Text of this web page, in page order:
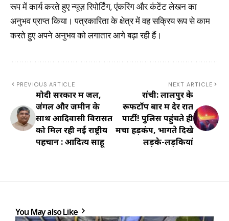
रूप में कार्य करते हुए न्यूज़ रिपोर्टिंग, एंकरिंग और कंटेंट लेखन का
अनुभव प्राप्त किया। पत्रकारिता के क्षेत्र में वह सक्रिय रूप से काम
करते हुए अपने अनुभव को लगातार आगे बढ़ा रही हैं।
PREVIOUS ARTICLE
मोदी सरकार में जल,
जंगल और जमीन के
साथ आदिवासी विरासत
को मिल रही नई राष्ट्रीय
पहचान : आदित्य साहू
NEXT ARTICLE
रांची: लालपुर के
रूफटॉप बार में देर रात
पार्टी! पुलिस पहुंचते ही
मचा हड़कंप, भागते दिखे
लड़के-लड़कियां
You May also Like